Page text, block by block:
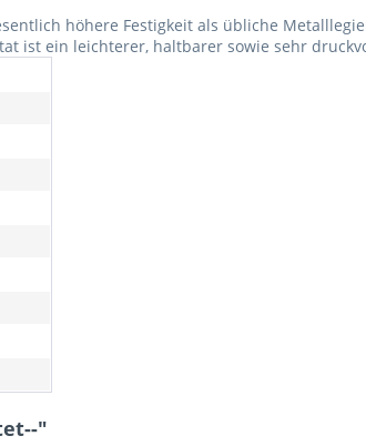
höhere Festigkeit als übliche
ist ein leichterer, haltbarer sowie sehr
"